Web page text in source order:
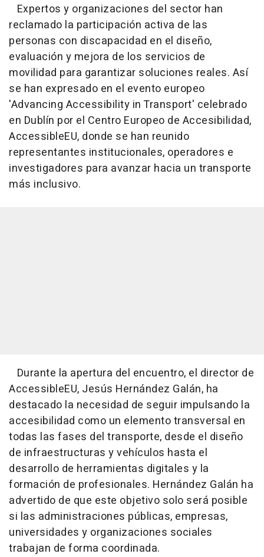
Expertos y organizaciones del sector han
reclamado la participación activa de las
personas con discapacidad en el diseño,
evaluación y mejora de los servicios de
movilidad para garantizar soluciones reales. Así
se han expresado en el evento europeo
'Advancing Accessibility in Transport' celebrado
en Dublín por el Centro Europeo de Accesibilidad,
AccessibleEU, donde se han reunido
representantes institucionales, operadores e
investigadores para avanzar hacia un transporte
más inclusivo.
Durante la apertura del encuentro, el director de
AccessibleEU, Jesús Hernández Galán, ha
destacado la necesidad de seguir impulsando la
accesibilidad como un elemento transversal en
todas las fases del transporte, desde el diseño
de infraestructuras y vehículos hasta el
desarrollo de herramientas digitales y la
formación de profesionales. Hernández Galán ha
advertido de que este objetivo solo será posible
si las administraciones públicas, empresas,
universidades y organizaciones sociales
trabajan de forma coordinada.